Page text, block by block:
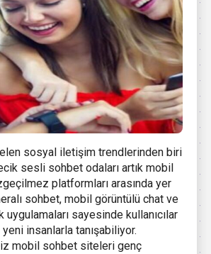
sosyal iletişim trendlerinden biri
sesli sohbet odaları artık mobil
platformları arasında yer
sohbet, mobil görüntülü chat ve
uygulamaları sayesinde kullanıcılar
insanlarla tanışabiliyor.
mobil sohbet siteleri genç